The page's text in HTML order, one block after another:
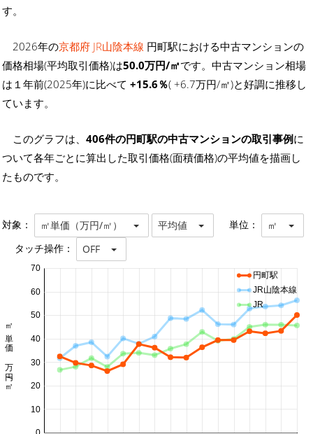
す。
2026年の京都府 JR山陰本線 円町駅における中古マンションの
価格相場(平均取引価格)は50.0万円/㎡です。中古マンション相場
は１年前(2025年)に比べて +15.6％( +6.7万円/㎡)と好調に推移し
ています。
このグラフは、 406件の円町駅の中古マンションの取引事例に
ついて各年ごとに算出した取引価格(面積価格)の平均値を描画し
たものです。
対象： ㎡単価（万円/㎡） 平均値 単位： ㎡
タッチ操作： OFF
10
20
30
40
50
60
70
㎡単価 万円/㎡
円町駅
JR山陰本線
JR